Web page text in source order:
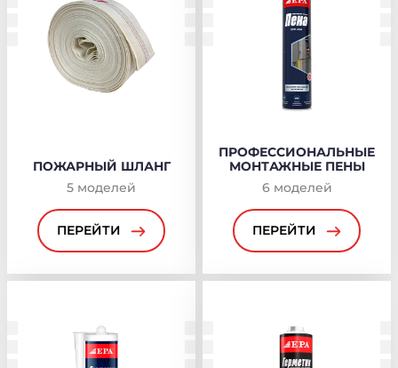
ПОЖАРНЫЙ ШЛАНГ
5 моделей
ПЕРЕЙТИ
ПРОФЕССИОНАЛЬНЫЕ
МОНТАЖНЫЕ ПЕНЫ
6 моделей
ПЕРЕЙТИ